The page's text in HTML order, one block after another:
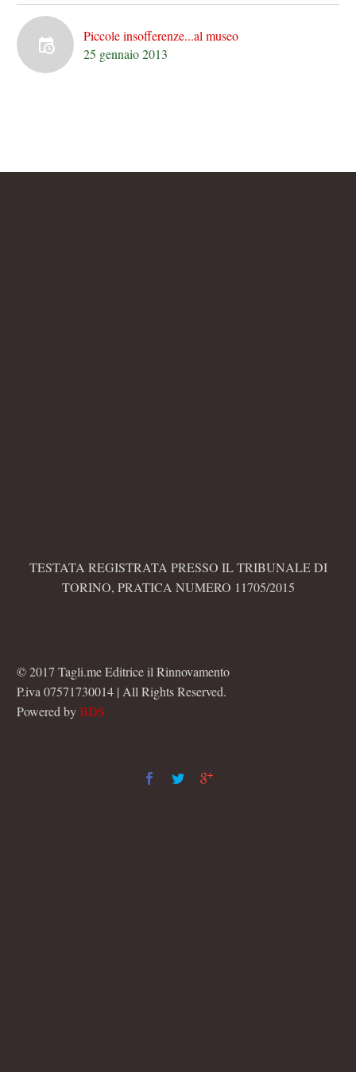
Piccole insofferenze...al museo
25 gennaio 2013
TESTATA REGISTRATA PRESSO IL TRIBUNALE DI
TORINO, PRATICA NUMERO 11705/2015
© 2017 Tagli.me Editrice il Rinnovamento
P.iva 07571730014 | All Rights Reserved.
Powered byBDS